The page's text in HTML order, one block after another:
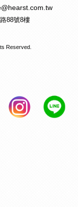
88號8樓
Reserved.